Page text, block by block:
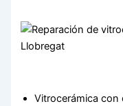
Vitrocerámica con